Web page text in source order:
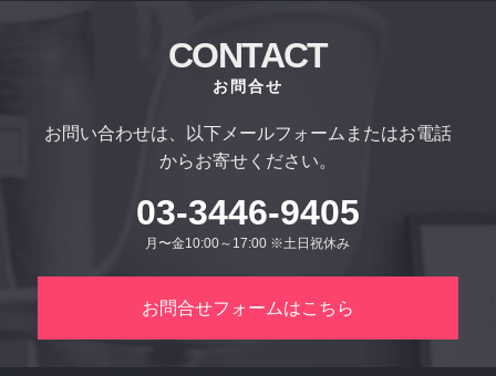
CONTACT
お問合せ
お問い合わせは、以下メールフォームまたはお電話
からお寄せください。
03-3446-9405
月〜金10:00～17:00 ※土日祝休み
お問合せフォームはこちら